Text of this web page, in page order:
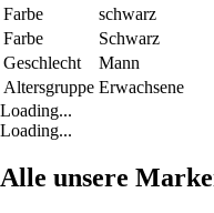
Farbe
schwarz
Farbe
Schwarz
Geschlecht
Mann
Altersgruppe Erwachsene
Loading...
Loading...
Alle unsere